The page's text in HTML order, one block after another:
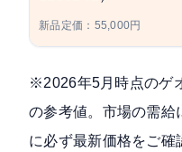
新品定価：55,000円
※2026年5月時点のゲ
の参考値。市場の需給
に必ず最新価格をご確